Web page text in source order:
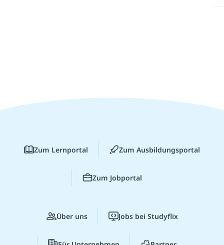
Zum Lernportal Zum Ausbildungsportal
Zum Jobportal
Über uns Jobs bei Studyflix